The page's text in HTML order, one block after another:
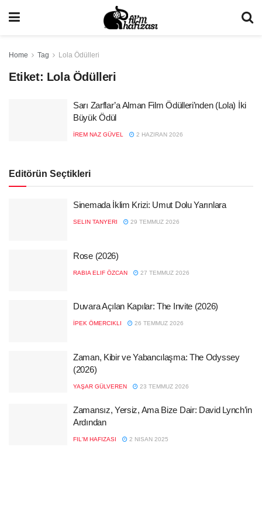
Home Tag Lola Ödülleri
Etiket: Lola Ödülleri
Sarı Zarflar’a Alman Film Ödülleri’nden (Lola) İki
Büyük Ödül
İREM NAZ GÜVEL 2 HAZIRAN 2026
Editörün Seçtikleri
Sinemada İklim Krizi: Umut Dolu Yarınlara
SELIN TANYERI 29 TEMMUZ 2026
Rose (2026)
RABIA ELIF ÖZCAN 27 TEMMUZ 2026
Duvara Açılan Kapılar: The Invite (2026)
İPEK ÖMERCIKLI 26 TEMMUZ 2026
Zaman, Kibir ve Yabancılaşma: The Odyssey
(2026)
YAŞAR GÜLVEREN 23 TEMMUZ 2026
Zamansız, Yersiz, Ama Bize Dair: David Lynch’in
Ardından
FIL'M HAFIZASI 2 NISAN 2025